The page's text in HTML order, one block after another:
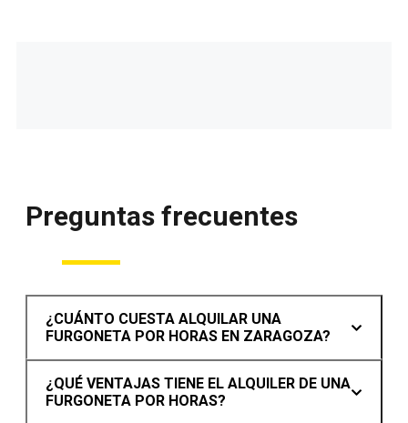
Preguntas frecuentes
¿CUÁNTO CUESTA ALQUILAR UNA
FURGONETA POR HORAS EN ZARAGOZA?
¿QUÉ VENTAJAS TIENE EL ALQUILER DE UNA
FURGONETA POR HORAS?